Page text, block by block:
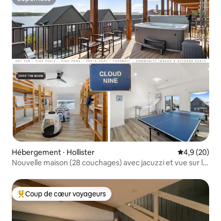
Superhôte
Hébergement ⋅ Hollister Évaluation
4,9 (20)
Nouvelle maison (28 couchages) avec jacuzzi et vue sur le
Coups de cœur voyageurs les plus appréciés
Coup de cœur voyageurs